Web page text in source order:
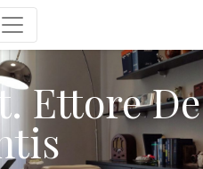
Ettore De